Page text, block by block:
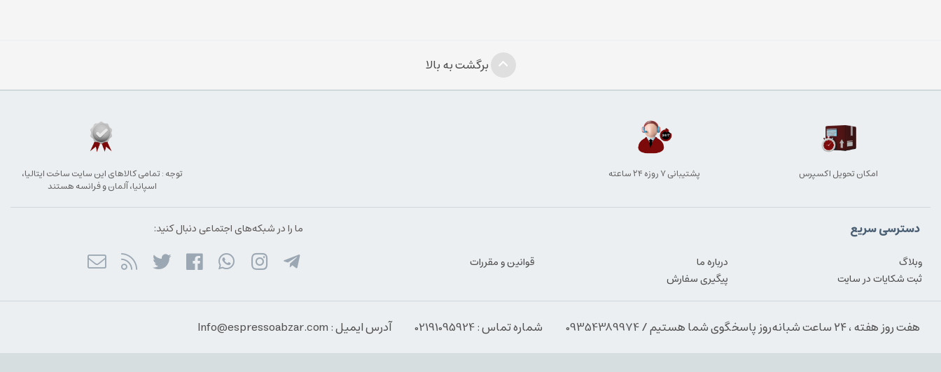
برگشت به بالا
امکان تحویل اکسپرس پشتیبانی ۷ روزه ۲۴ ساعته
توجه : تمامی کالاهای این سایت ساخت ایتالیا،
اسپانیا، آلمان و فرانسه هستند
دسترسی سریع
وبلاگ درباره ما
قوانین و مقررات
ثبت شکایات در سایت
پیگیری سفارش
ما را در شبکه‌های اجتماعی دنبال کنید:
هفت روز هفته ، ۲۴ ساعت شبانه‌روز پاسخگوی شما هستیم / 09354389974 شماره تماس : 02191095924 آدرس ایمیل : Info@espressoabzar.com